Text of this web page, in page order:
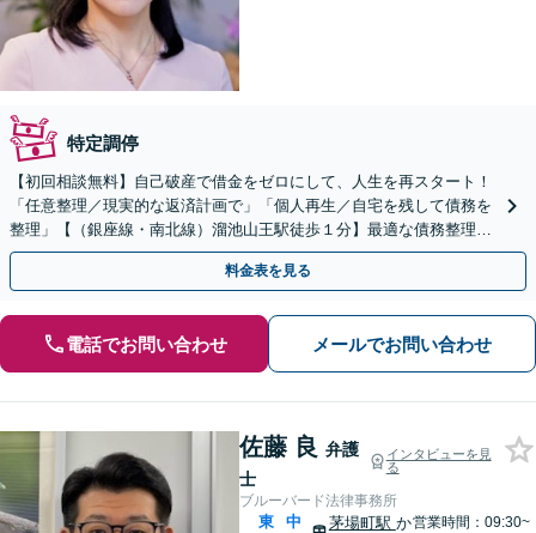
特定調停
【初回相談無料】自己破産で借金をゼロにして、人生を再スタート！
「任意整理／現実的な返済計画で」「個人再生／自宅を残して債務を
整理」【（銀座線・南北線）溜池山王駅徒歩１分】最適な債務整理の
方法をご提案します。【法人にも対応】
料金表を見る
電話でお問い合わせ メールでお問い合わせ
佐藤 良 弁護
士
インタビューを見
る
ブルーバード法律事務所
東
中
茅場町駅 か営業時間：09:30~